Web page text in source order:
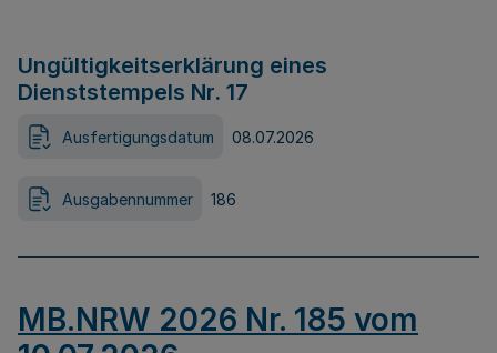
Ungültigkeitserklärung eines
Dienststempels Nr. 17
Ausfertigungsdatum 08.07.2026
Ausgabennummer 186
MB.NRW 2026 Nr. 185 vom